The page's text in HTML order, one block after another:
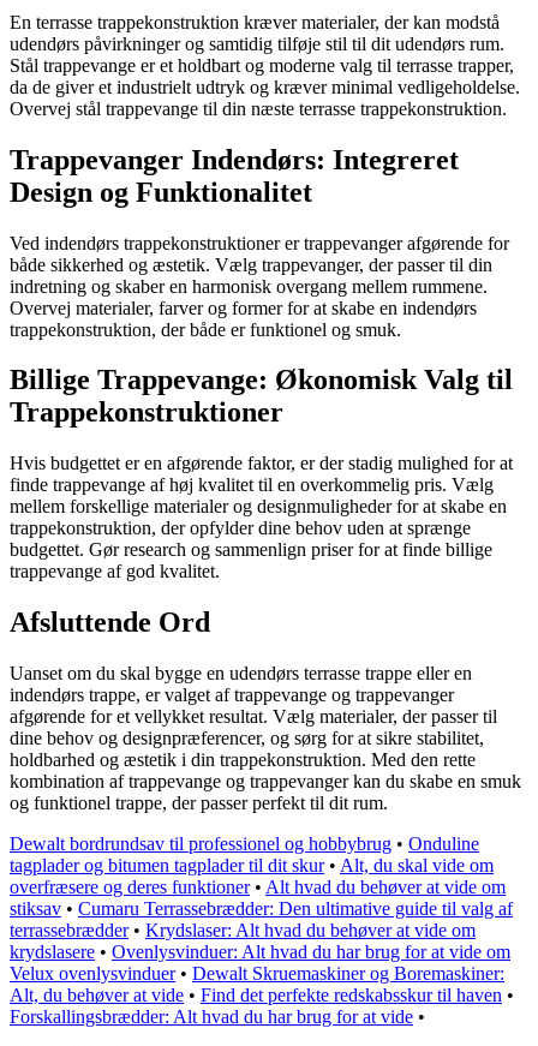
En terrasse trappekonstruktion kræver materialer, der kan modstå
udendørs påvirkninger og samtidig tilføje stil til dit udendørs rum.
Stål trappevange er et holdbart og moderne valg til terrasse trapper,
da de giver et industrielt udtryk og kræver minimal vedligeholdelse.
Overvej stål trappevange til din næste terrasse trappekonstruktion.
Trappevanger Indendørs: Integreret
Design og Funktionalitet
Ved indendørs trappekonstruktioner er trappevanger afgørende for
både sikkerhed og æstetik. Vælg trappevanger, der passer til din
indretning og skaber en harmonisk overgang mellem rummene.
Overvej materialer, farver og former for at skabe en indendørs
trappekonstruktion, der både er funktionel og smuk.
Billige Trappevange: Økonomisk Valg til
Trappekonstruktioner
Hvis budgettet er en afgørende faktor, er der stadig mulighed for at
finde trappevange af høj kvalitet til en overkommelig pris. Vælg
mellem forskellige materialer og designmuligheder for at skabe en
trappekonstruktion, der opfylder dine behov uden at sprænge
budgettet. Gør research og sammenlign priser for at finde billige
trappevange af god kvalitet.
Afsluttende Ord
Uanset om du skal bygge en udendørs terrasse trappe eller en
indendørs trappe, er valget af trappevange og trappevanger
afgørende for et vellykket resultat. Vælg materialer, der passer til
dine behov og designpræferencer, og sørg for at sikre stabilitet,
holdbarhed og æstetik i din trappekonstruktion. Med den rette
kombination af trappevange og trappevanger kan du skabe en smuk
og funktionel trappe, der passer perfekt til dit rum.
Dewalt bordrundsav til professionel og hobbybrug • Onduline
tagplader og bitumen tagplader til dit skur• Alt, du skal vide om
overfræsere og deres funktioner• Alt hvad du behøver at vide om
stiksav • Cumaru Terrassebrædder: Den ultimative guide til valg af
terrassebrædder• Krydslaser: Alt hvad du behøver at vide om
krydslasere • Ovenlysvinduer: Alt hvad du har brug for at vide om
Velux ovenlysvinduer• Dewalt Skruemaskiner og Boremaskiner:
Alt, du behøver at vide • Find det perfekte redskabsskur til haven •
Forskallingsbrædder: Alt hvad du har brug for at vide •